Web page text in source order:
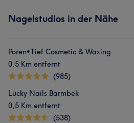
Nagelstudios in der Nähe
Poren•Tief Cosmetic & Waxing
0,5 Km entfernt
(985)
Lucky Nails Barmbek
0,5 Km entfernt
(538)